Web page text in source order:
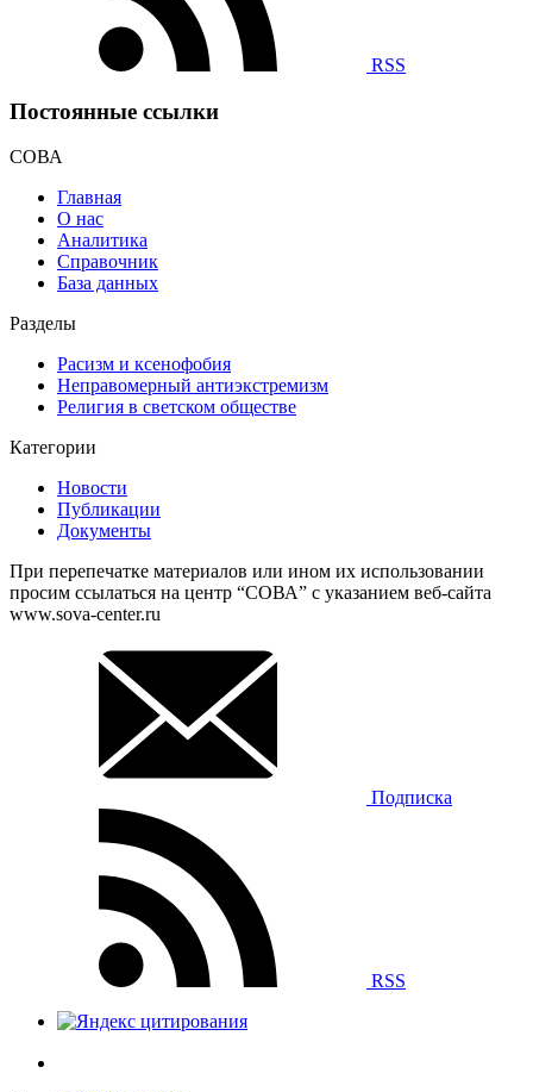
RSS
Постоянные ссылки
СОВА
Главная
О нас
Аналитика
Справочник
База данных
Разделы
Расизм и ксенофобия
Неправомерный антиэкстремизм
Религия в светском обществе
Категории
Новости
Публикации
Документы
При перепечатке материалов или ином их использовании
просим ссылаться на центр “СОВА” с указанием веб-сайта
www.sova-center.ru
Подписка
RSS